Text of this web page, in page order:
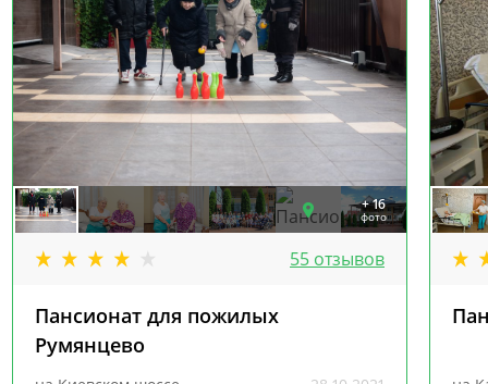
+ 16
фото
55 отзывов
Пансионат для пожилых
Румянцево